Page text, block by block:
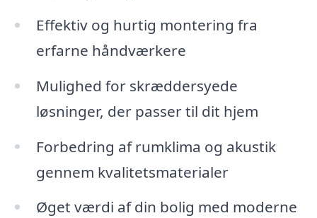
Effektiv og hurtig montering fra
erfarne håndværkere
Mulighed for skræddersyede
løsninger, der passer til dit hjem
Forbedring af rumklima og akustik
gennem kvalitetsmaterialer
Øget værdi af din bolig med moderne